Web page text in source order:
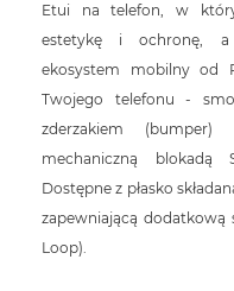
Etui na telefon, w
estetykę i ochronę, a
ekosystem mobilny od
Twojego telefonu -
zderzakiem (bumper)
mechaniczną
Dostępne z płasko
zapewniającą dodatkową
Loop).